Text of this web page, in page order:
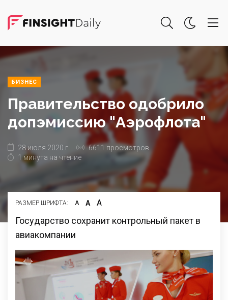
БИЗНЕС
Правительство одобрило
допэмиссию "Аэрофлота"
28 июля 2020 г.
6611 просмотров
1 минута на чтение
РАЗМЕР ШРИФТА: А А А
Государство сохранит контрольный пакет в
авиакомпании